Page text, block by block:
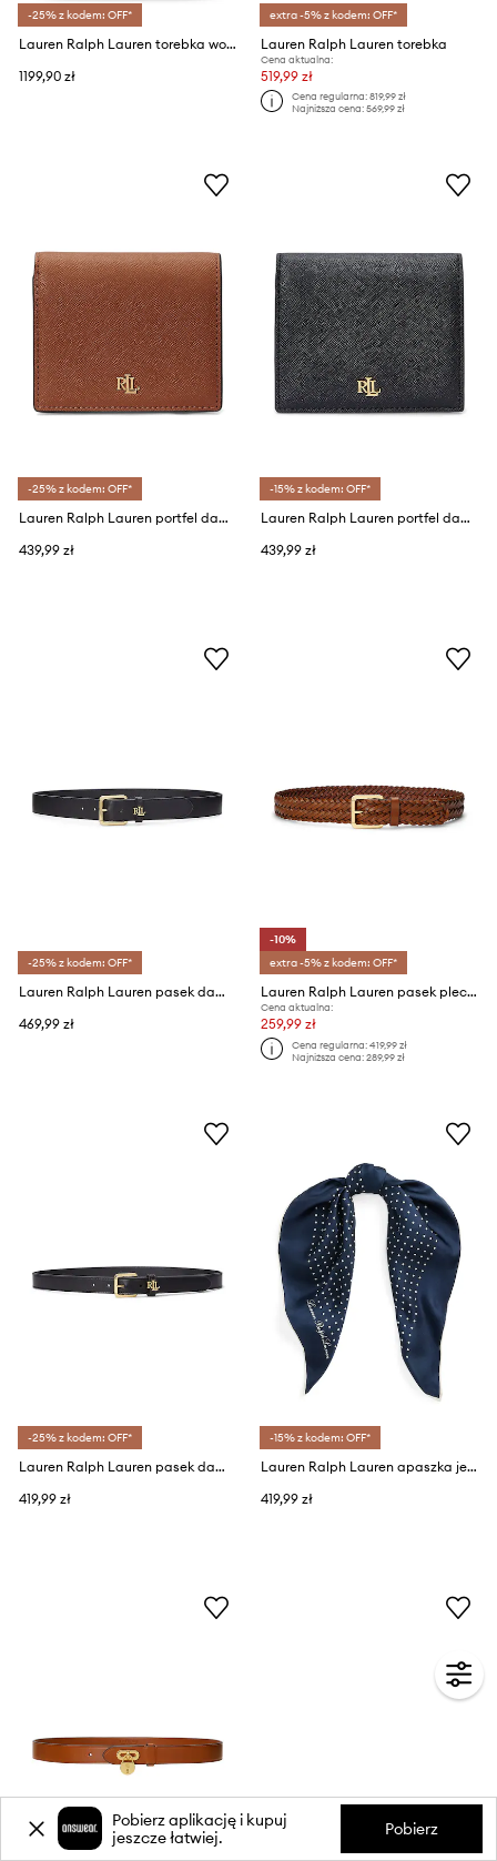
-25% z kodem: OFF*
Lauren Ralph Lauren torebka worek damska skórzana
1199,90 zł
extra -5% z kodem: OFF*
Lauren Ralph Lauren torebka
Cena aktualna:
519,99 zł
Cena regularna:819,99 zł
Najniższa cena:569,99 zł
-25% z kodem: OFF*
Lauren Ralph Lauren portfel damski skórzany
439,99 zł
-15% z kodem: OFF*
Lauren Ralph Lauren portfel damski skórzany
439,99 zł
-25% z kodem: OFF*
Lauren Ralph Lauren pasek damski skórzany
469,99 zł
-10%
extra -5% z kodem: OFF*
Lauren Ralph Lauren pasek pleciony damski skórzany
Cena aktualna:
259,99 zł
Cena regularna:419,99 zł
Najniższa cena:289,99 zł
-25% z kodem: OFF*
Lauren Ralph Lauren pasek damski skórzany
419,99 zł
-15% z kodem: OFF*
Lauren Ralph Lauren apaszka jedwabna
419,99 zł
Pobierz aplikację i kupuj
jeszcze łatwiej.
Pobierz